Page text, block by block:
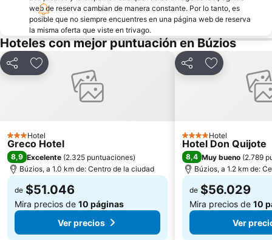
web de reserva cambian de manera constante. Por lo tanto, es
posible que no siempre encuentres en una página web de reserva
la misma oferta que viste en trivago.
Hoteles con mejor puntuación en Búzios
CompartirAgregar a favoritos
3 Estrellas
Hotel
Greco Hotel
8,9 Excelente (2.325 puntuaciones)
Búzios, a 1.0 km de: Centro de la ciudad
de $51.046
Mira precios de 10 páginas
Ver precios
CompartirAgregar a
4 Estrellas
Hotel
Hotel Don Quijote
8,4 Muy bueno (2.789
Búzios, a 1.2 km de:
de $56.029
Mira precios de 10
Ver